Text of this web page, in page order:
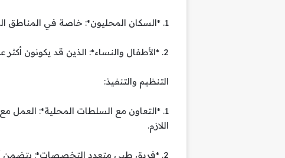
1. *السكان المحليون*: خاصة في المناطق النائية أو ذات الدخل المحدود.
2. *الأطفال والنساء*: الذين قد يكونون أكثر عرضة للمخاطر الصحية.
التنظيم والتنفيذ:
1. *التعاون مع السلطات المحلية*: العمل
اللازم.
2. *فريق طبي متعدد التخصصات*: يتضمن